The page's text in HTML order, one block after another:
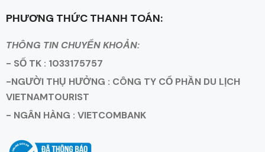
PHƯƠNG THỨC THANH TOÁN:
THÔNG TIN CHUYỂN KHOẢN:
- SỐ TK : 1033175757
-NGƯỜI THỤ HƯỞNG : CÔNG TY CỔ PHẦN DU LỊCH
VIETNAMTOURIST
- NGÂN HÀNG : VIETCOMBANK